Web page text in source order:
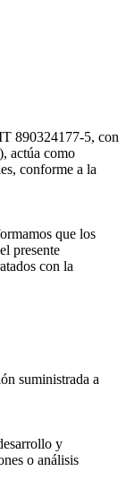
890324177-5, con
actúa como
conforme a la
que los
presente
con la
suministrada a
y
o análisis